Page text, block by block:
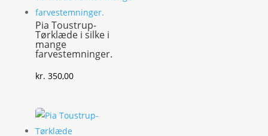
Pia Toustrup-
Tørklæde i silke i
mange
farvestemninger.
kr. 350,00